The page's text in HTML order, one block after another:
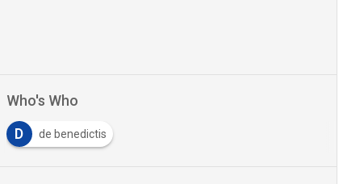
Who's Who
D de benedictis